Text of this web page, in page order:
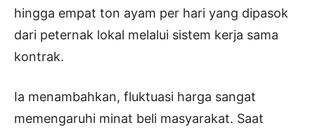
hingga empat ton ayam per hari yang dipasok
dari peternak lokal melalui sistem kerja sama
kontrak.
Ia menambahkan, fluktuasi harga sangat
memengaruhi minat beli masyarakat. Saat